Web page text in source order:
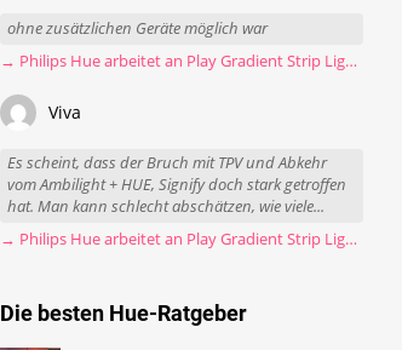
ohne zusätzlichen Geräte möglich war
→ Philips Hue arbeitet an Play Gradient Strip Light Pro
Viva
Es scheint, dass der Bruch mit TPV und Abkehr
vom Ambilight + HUE, Signify doch stark getroffen
hat. Man kann schlecht abschätzen, wie viele...
→ Philips Hue arbeitet an Play Gradient Strip Light Pro
Die besten Hue-Ratgeber